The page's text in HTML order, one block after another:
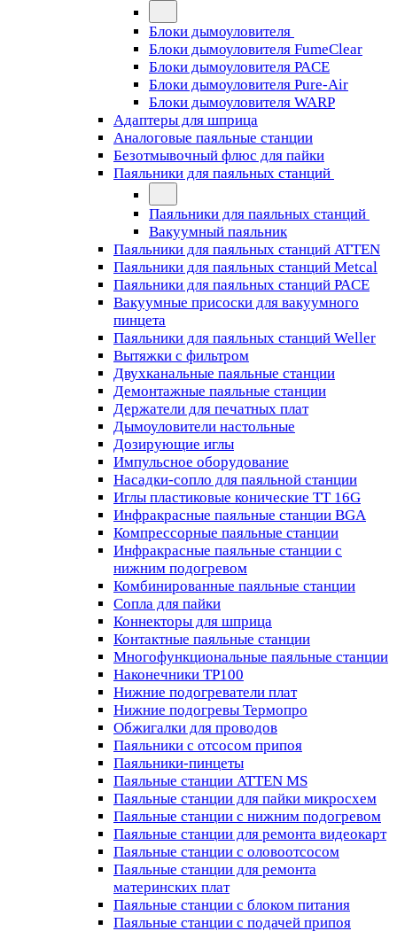
Блоки дымоуловителя
Блоки дымоуловителя FumeClear
Блоки дымоуловителя PACE
Блоки дымоуловителя Pure-Air
Блоки дымоуловителя WARP
Адаптеры для шприца
Аналоговые паяльные станции
Безотмывочный флюс для пайки
Паяльники для паяльных станций
Паяльники для паяльных станций
Вакуумный паяльник
Паяльники для паяльных станций ATTEN
Паяльники для паяльных станций Metcal
Паяльники для паяльных станций PACE
Вакуумные присоски для вакуумного
пинцета
Паяльники для паяльных станций Weller
Вытяжки с фильтром
Двухканальные паяльные станции
Демонтажные паяльные станции
Держатели для печатных плат
Дымоуловители настольные
Дозирующие иглы
Импульсное оборудование
Насадки-сопло для паяльной станции
Иглы пластиковые конические TT 16G
Инфракрасные паяльные станции BGA
Компрессорные паяльные станции
Инфракрасные паяльные станции с
нижним подогревом
Комбинированные паяльные станции
Сопла для пайки
Коннекторы для шприца
Контактные паяльные станции
Многофункциональные паяльные станции
Наконечники TP100
Нижние подогреватели плат
Нижние подогревы Термопро
Обжигалки для проводов
Паяльники с отсосом припоя
Паяльники-пинцеты
Паяльные станции ATTEN MS
Паяльные станции для пайки микросхем
Паяльные станции с нижним подогревом
Паяльные станции для ремонта видеокарт
Паяльные станции с оловоотсосом
Паяльные станции для ремонта
материнских плат
Паяльные станции с блоком питания
Паяльные станции с подачей припоя